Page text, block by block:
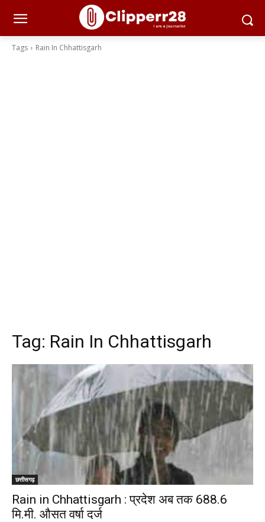
Tags Rain In Chhattisgarh
Tag: Rain In Chhattisgarh
छत्तीसगढ़
Rain in Chhattisgarh : प्रदेश अब तक 688.6
मि.मी. औसत वर्षा दर्ज